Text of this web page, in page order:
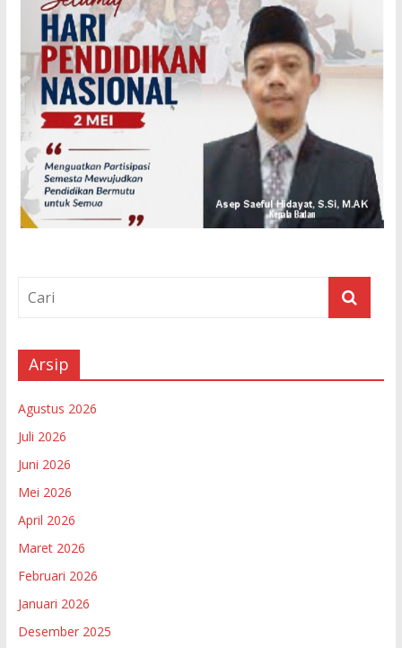
Arsip
Agustus 2026
Juli 2026
Juni 2026
Mei 2026
April 2026
Maret 2026
Februari 2026
Januari 2026
Desember 2025